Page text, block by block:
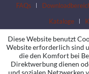
FAQs
Kataloge
Diese Website benutzt
Website erforderlich sind
die den Komfort bei
Direktwerbung dienen
und sozialen Netzwerken